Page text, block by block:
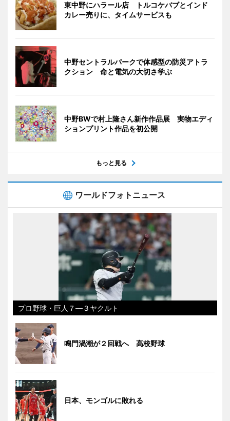
東中野にハラール店 トルコケバブとインド
カレー売りに、タイムサービスも
中野セントラルパークで体感型の防災アトラ
クション 命と電気の大切さ学ぶ
中野BWで村上隆さん新作作品展 実物エディ
ションプリント作品を初公開
もっと見る
ワールドフォトニュース
プロ野球・巨人７―３ヤクルト
鳴門渦潮が２回戦へ 高校野球
日本、モンゴルに敗れる